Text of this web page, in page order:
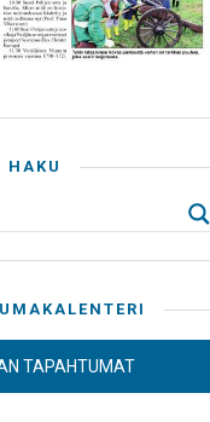
HAKU
TAPAHTUMAT